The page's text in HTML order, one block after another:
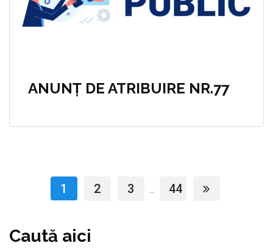
ANUNȚ DE ATRIBUIRE NR.77
1 2 3 44
Caută aici